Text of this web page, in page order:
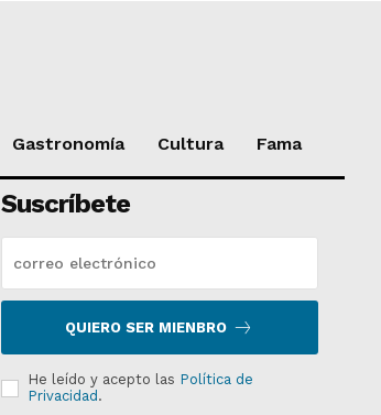
Gastronomía Cultura Fama
Suscríbete
QUIERO SER MIENBRO
He leído y acepto las Política de
Privacidad .